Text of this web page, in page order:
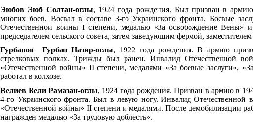
Эюбов Эюб Солтан-оглы, 1924 года рождения. Был призван в
многих боев. Воевал в составе 3-го Украинского фронта. Боевые
Отечественной войны I степени, медалью «За освобождение Вены»
председателем сельского совета, затем заведующим фермой, заместителем
Гурбанов Гурбан Назир-оглы, 1922 года рождения. В армию
стрелковых полках. Трижды был ранен. Инвалид Отечественной
«Отечественной войны» II степени, медалями «За боевые заслуги»,
работал в колхозе.
Велиев Вели Рамазан-оглы, 1924 года рождения. Призван в армию в
4-го Украинского фронта. Был в левую ногу. Инвалид
«Отечественной войны» II степени и медалями. После демобилизации
награжден медалью «За трудовую доблесть».